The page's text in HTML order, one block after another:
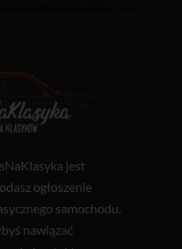
jest
ogłoszenie
samochodu.
nawiązać